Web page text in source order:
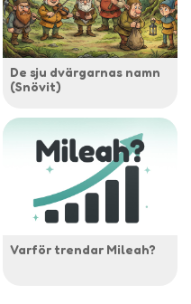
De sju dvärgarnas namn
(Snövit)
Varför trendar Mileah?